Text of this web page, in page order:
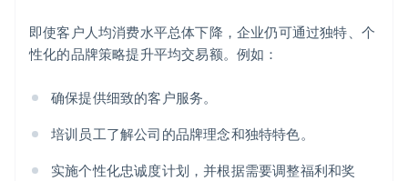
即使客户人均消费水平总体下降，企业仍可通过独特、个
性化的品牌策略提升平均交易额。例如：
确保提供细致的客户服务。
培训员工了解公司的品牌理念和独特特色。
实施个性化忠诚度计划，并根据需要调整福利和奖